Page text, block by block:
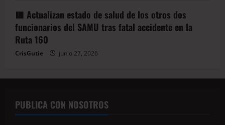
🟥 Actualizan estado de salud de los otros dos
funcionarios del SAMU tras fatal accidente en la
Ruta 160
CrisGutie junio 27, 2026
PUBLICA CON NOSOTROS